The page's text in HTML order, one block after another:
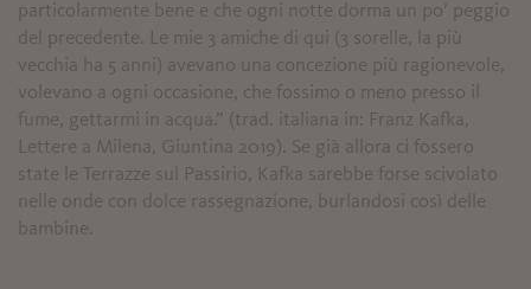
particolarmente bene e che ogni notte dorma un po’ peggio
del precedente. Le mie 3 amiche di qui (3 sorelle, la più
vecchia ha 5 anni) avevano una concezione più ragionevole,
volevano a ogni occasione, che fossimo o meno presso il
fume, gettarmi in acqua.” (trad. italiana in: Franz Kafka,
Lettere a Milena, Giuntina 2019). Se già allora ci fossero
state le Terrazze sul Passirio, Kafka sarebbe forse scivolato
nelle onde con dolce rassegnazione, burlandosi così delle
bambine.